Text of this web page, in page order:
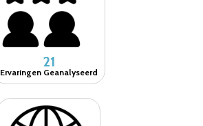
21
Ervaringen Geanalyseerd